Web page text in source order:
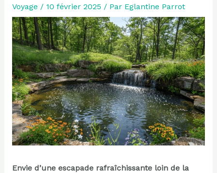
Voyage / 10 février 2025 / Par Eglantine Parrot
Envie d’une escapade rafraîchissante loin de la